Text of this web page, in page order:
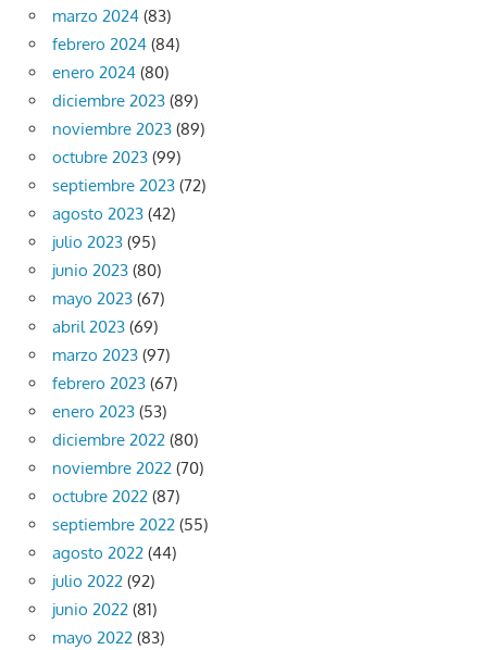
marzo 2024 (83)
febrero 2024 (84)
enero 2024 (80)
diciembre 2023 (89)
noviembre 2023 (89)
octubre 2023 (99)
septiembre 2023 (72)
agosto 2023 (42)
julio 2023 (95)
junio 2023 (80)
mayo 2023 (67)
abril 2023 (69)
marzo 2023 (97)
febrero 2023 (67)
enero 2023 (53)
diciembre 2022 (80)
noviembre 2022 (70)
octubre 2022 (87)
septiembre 2022 (55)
agosto 2022 (44)
julio 2022 (92)
junio 2022 (81)
mayo 2022 (83)